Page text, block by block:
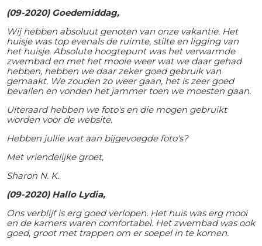
(09-2020) Goedemiddag,
Wij hebben absoluut genoten van onze vakantie. Het
huisje was top evenals de ruimte, stilte en ligging van
het huisje. Absolute hoogtepunt was het verwarmde
zwembad en met het mooie weer wat we daar gehad
hebben, hebben we daar zeker goed gebruik van
gemaakt. We zouden zo weer gaan, het is zeer goed
bevallen en vonden het jammer toen we moesten gaan.
Uiteraard hebben we foto's en die mogen gebruikt
worden voor de website.
Hebben jullie wat aan bijgevoegde foto's?
Met vriendelijke groet,
Sharon N. K.
(09-2020) Hallo Lydia,
Ons verblijf is erg goed verlopen. Het huis was erg mooi
en de kamers waren comfortabel. Het zwembad was ook
goed, groot met trappen om er soepel in te komen.